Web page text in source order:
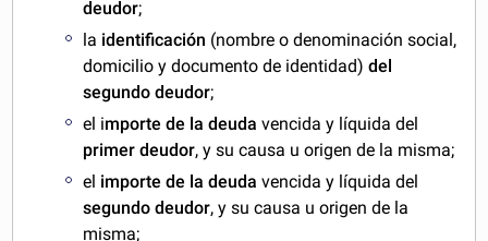
deudor;
la identificación (nombre o denominación social,
domicilio y documento de identidad)del
segundo deudor;
el importe de la deuda vencida y líquida del
primer deudor, y su causa u origen de la misma;
el importe de la deuda vencida y líquida del
segundo deudor, y su causa u origen de la
misma;